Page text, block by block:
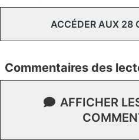
ACCÉDER AUX 28
Commentaires des
AFFICHER